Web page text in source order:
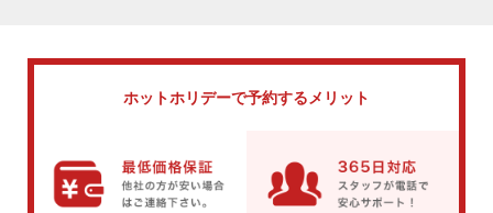
ホットホリデーで予約するメリット